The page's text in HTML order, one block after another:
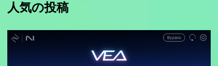
人気の投稿